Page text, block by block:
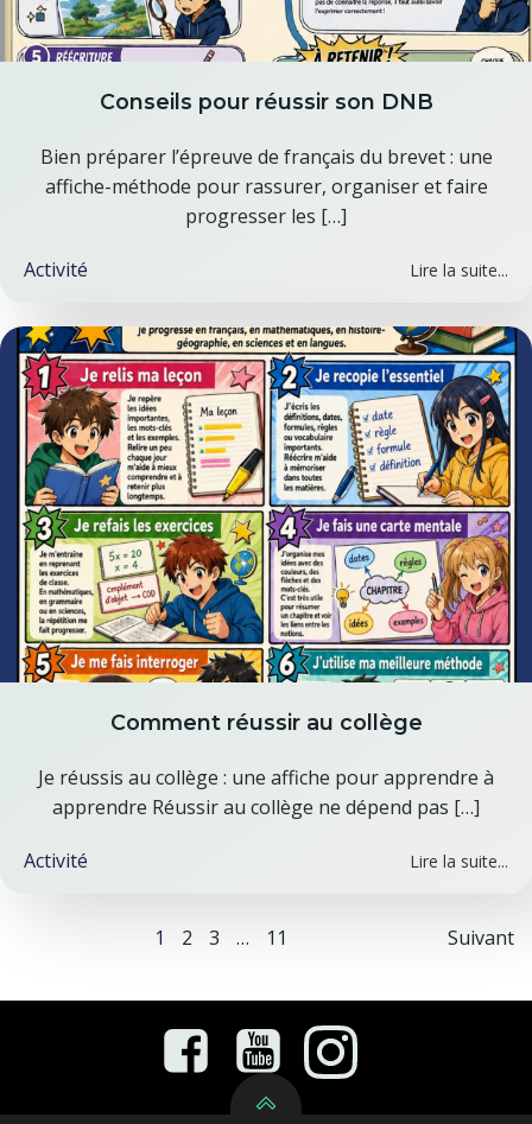
Conseils pour réussir son DNB
Bien préparer l’épreuve de français du brevet : une
affiche-méthode pour rassurer, organiser et faire
progresser les […]
Activité Lire la suite...
Comment réussir au collège
Je réussis au collège : une affiche pour apprendre à
apprendre Réussir au collège ne dépend pas […]
Activité Lire la suite...
navigation
Page
1 Page
2 Page
3 … Page
11 Suivant